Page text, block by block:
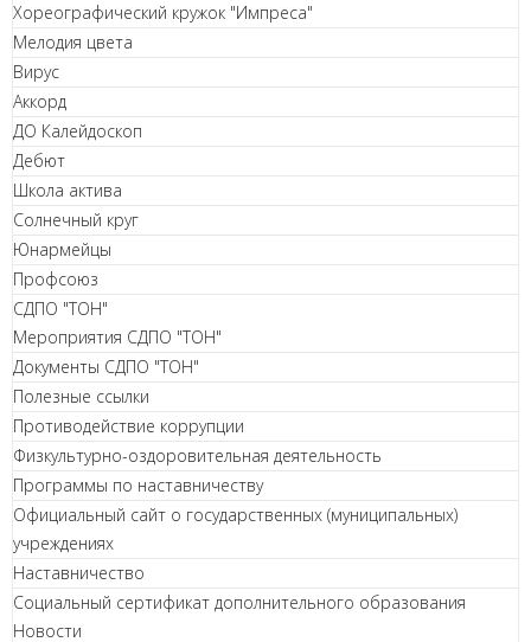
Хореографический кружок "Импреса"
Мелодия цвета
Вирус
Аккорд
ДО Калейдоскоп
Дебют
Школа актива
Солнечный круг
Юнармейцы
Профсоюз
СДПО "ТОН"
Мероприятия СДПО "ТОН"
Документы СДПО "ТОН"
Полезные ссылки
Противодействие коррупции
Физкультурно-оздоровительная деятельность
Программы по наставничеству
Официальный сайт о государственных (муниципальных)
учреждениях
Наставничество
Социальный сертификат дополнительного образования
Новости